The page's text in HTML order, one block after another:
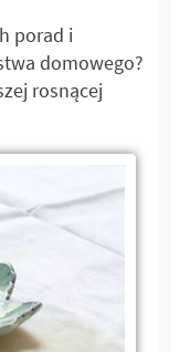
porad i
domowego?
rosnącej